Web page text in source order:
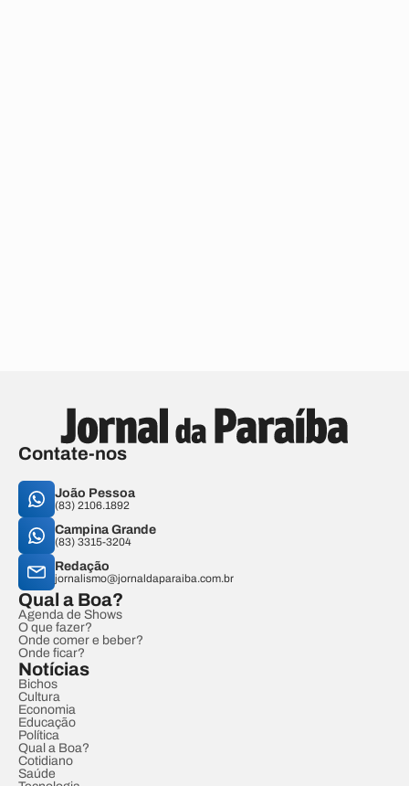
Contate-nos
João Pessoa
(83) 2106.1892
Campina Grande
(83) 3315-3204
Redação
jornalismo@jornaldaparaiba.com.br
Qual a Boa?
Agenda de Shows
O que fazer?
Onde comer e beber?
Onde ficar?
Notícias
Bichos
Cultura
Economia
Educação
Política
Qual a Boa?
Cotidiano
Saúde